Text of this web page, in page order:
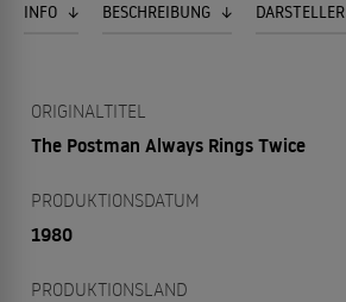
INFO BESCHREIBUNG DARSTELLER
ORIGINALTITEL
The Postman Always Rings Twice
PRODUKTIONSDATUM
1980
PRODUKTIONSLAND